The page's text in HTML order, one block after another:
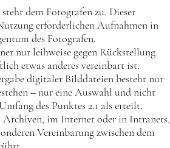
dem Fotografen zu. Dieser
erforderlichen Aufnahmen in
des Fotografen.
nur leihweise gegen Rückstellung
etwas anderes vereinbart ist.
digitaler Bilddateien besteht nur
– nur eine Auswahl und nicht
des Punktes 2.1 als erteilt.
im Internet oder in Intranets,
Vereinbarung zwischen dem